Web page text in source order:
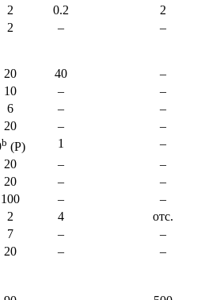
2 0.2
2
2 – –
20 40
–
10 –
–
6 –
–
20 –
–
b (P) 1
–
20 –
–
20 –
–
100 –
–
2 4
отс.
7 –
–
20 –
–